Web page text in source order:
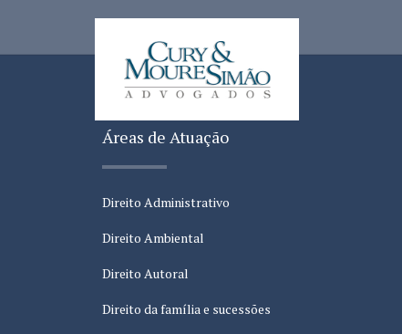
Áreas de Atuação
Direito Administrativo
Direito Ambiental
Direito Autoral
Direito da família e sucessões